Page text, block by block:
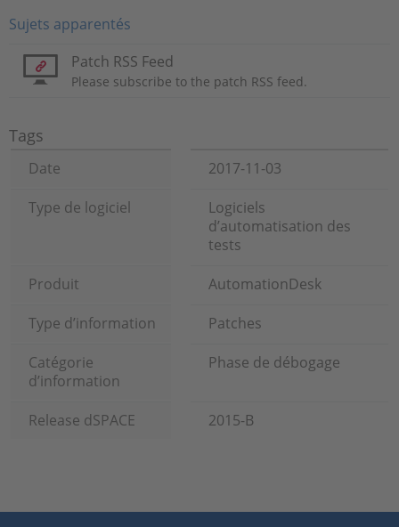
Sujets apparentés
Patch RSS Feed
Please subscribe to the patch RSS feed.
Tags
Date
2017-11-03
Type de logiciel
Logiciels
d’automatisation des
tests
Produit
AutomationDesk
Type d’information
Patches
Catégorie
d’information
Phase de débogage
Release dSPACE 2015-B